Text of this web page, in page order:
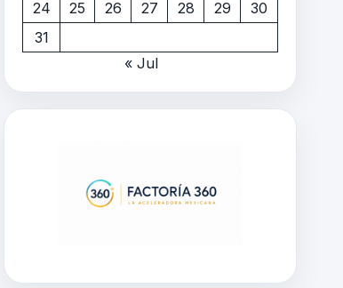
24
25 26 27 28 29
30
31
« Jul